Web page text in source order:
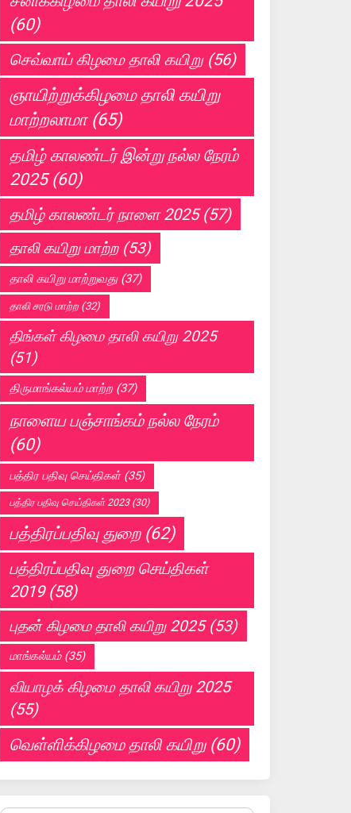
(60)
செவ்வாய் கிழமை தாலி கயிறு(56)
ஞாயிற்றுக்கிழமை தாலி கயிறு
மாற்றலாமா(65)
தமிழ் காலண்டர் இன்று நல்ல நேரம்
2025(60)
தமிழ் காலண்டர் நாளை 2025(57)
தாலி கயிறு மாற்ற(53)
தாலி கயிறு மாற்றுவது(37)
தாலி சரடு மாற்ற (32)
திங்கள் கிழமை தாலி கயிறு 2025
(51)
திருமாங்கல்யம் மாற்ற (37)
நாளைய பஞ்சாங்கம் நல்ல நேரம்
(60)
பத்திர பதிவு செய்திகள்(35)
பத்திர பதிவு செய்திகள் 2023(30)
பத்திரப்பதிவு துறை(62)
பத்திரப்பதிவு துறை செய்திகள்
2019(58)
புதன் கிழமை தாலி கயிறு 2025(53)
மாங்கல்யம்(35)
வியாழக் கிழமை தாலி கயிறு 2025
(55)
வெள்ளிக்கிழமை தாலி கயிறு(60)